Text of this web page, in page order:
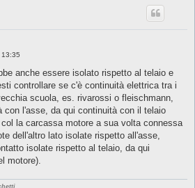
anche essere isolato rispetto al telaio e
controllare se c'è continuità elettrica tra i
scuola, es. rivarossi o fleischmann,
con l'asse, da qui continuità con il telaio
la carcassa motore a sua volta connessa
dell'altro lato isolate rispetto all'asse,
isolate rispetto al telaio, da qui
motore).